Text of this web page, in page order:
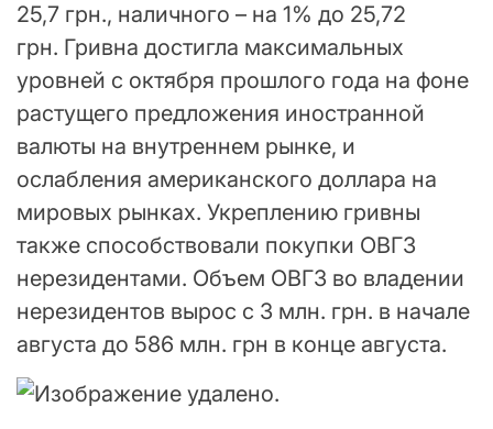
25,7 грн., наличного – на 1% до 25,72
грн. Гривна достигла максимальных
уровней с октября прошлого года на фоне
растущего предложения иностранной
валюты на внутреннем рынке, и
ослабления американского доллара на
мировых рынках. Укреплению гривны
также способствовали покупки ОВГЗ
нерезидентами. Объем ОВГЗ во владении
нерезидентов вырос с 3 млн. грн. в начале
августа до 586 млн. грн в конце августа.